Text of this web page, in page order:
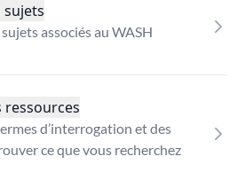
sujets
associés au WASH
ressources
d’interrogation et des
ce que vous recherchez